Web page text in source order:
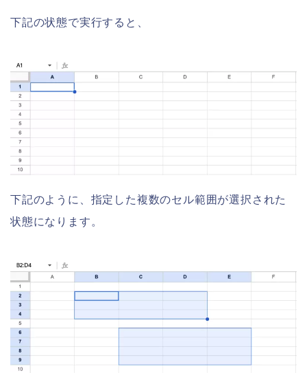
下記の状態で実行すると、
下記のように、指定した複数のセル範囲が選択された
状態になります。